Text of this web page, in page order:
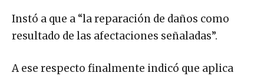
Instó a que a “la reparación de daños como
resultado de las afectaciones señaladas”.
A ese respecto finalmente indicó que aplica